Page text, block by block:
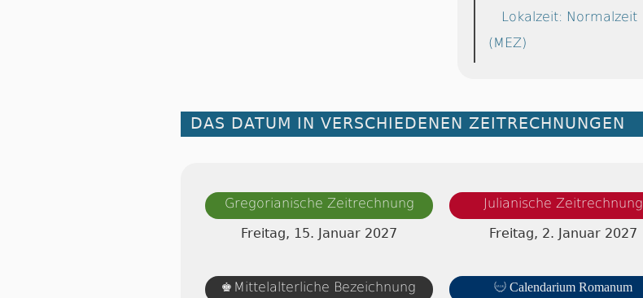
Lokalzeit: Normalzeit
(MEZ)
DAS DATUM IN VERSCHIEDENEN ZEITRECHNUNGEN
Gregorianische Zeitrechnung
Freitag, 15. Januar 2027
Julianische Zeitrechnung
Freitag, 2. Januar 2027
♚ Mittelalterliche Bezeichnung  Calendarium Romanum